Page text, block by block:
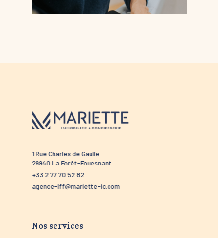
1 Rue Charles de Gaulle
29940 La Forêt-Fouesnant
+33 2 77 70 52 82
agence-lff@mariette-ic.com
Nos services